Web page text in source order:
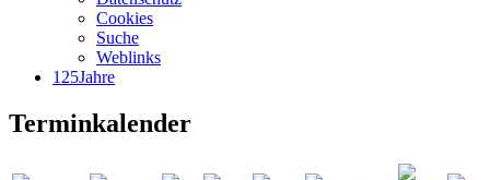
Cookies
Suche
Weblinks
125Jahre
Terminkalender